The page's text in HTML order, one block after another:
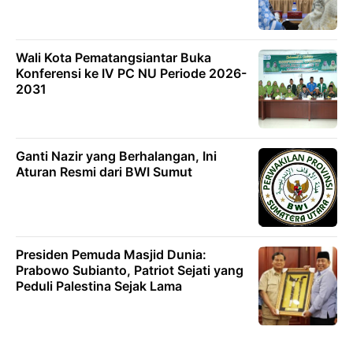
Wali Kota Pematangsiantar Buka
Konferensi ke IV PC NU Periode 2026-
2031
Ganti Nazir yang Berhalangan, Ini
Aturan Resmi dari BWI Sumut
Presiden Pemuda Masjid Dunia:
Prabowo Subianto, Patriot Sejati yang
Peduli Palestina Sejak Lama